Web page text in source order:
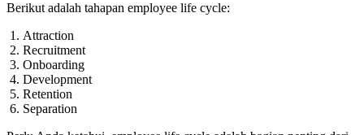
Berikut adalah tahapan employee life cycle:
Attraction
Recruitment
Onboarding
Development
Retention
Separation